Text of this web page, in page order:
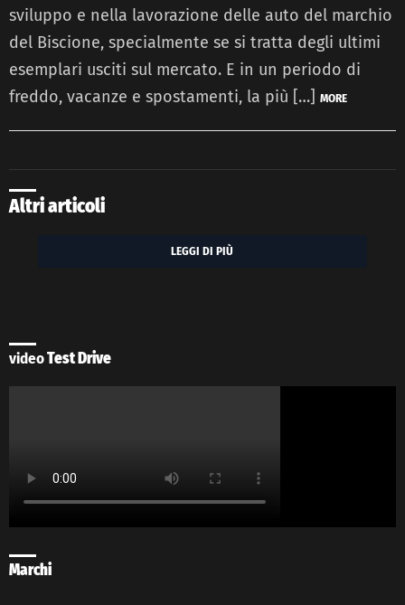
sviluppo e nella lavorazione delle auto del marchio
del Biscione, specialmente se si tratta degli ultimi
esemplari usciti sul mercato. E in un periodo di
freddo, vacanze e spostamenti, la più […] MORE
Altri articoli
LEGGI DI PIÙ
videoTest Drive
Marchi